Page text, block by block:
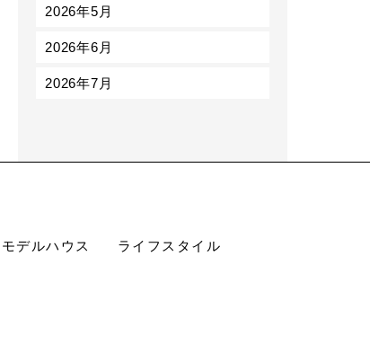
2026年5月
2026年6月
2026年7月
モデルハウス ライフスタイル